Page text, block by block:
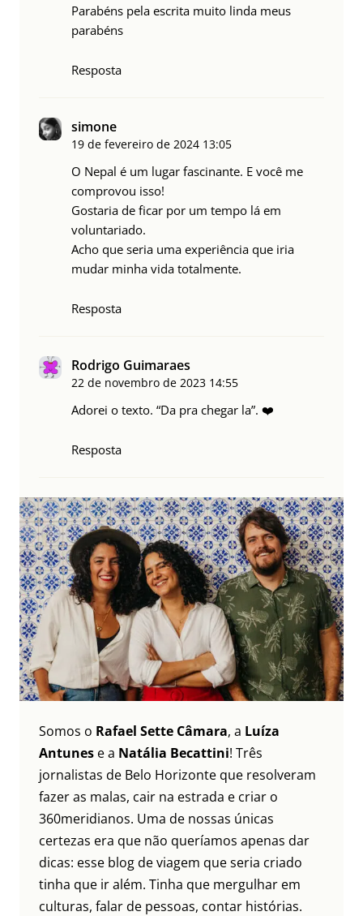
Parabéns pela escrita muito linda meus
parabéns
Resposta
simone
19 de fevereiro de 2024 13:05
O Nepal é um lugar fascinante. E você me
comprovou isso!
Gostaria de ficar por um tempo lá em
voluntariado.
Acho que seria uma experiência que iria
mudar minha vida totalmente.
Resposta
Rodrigo Guimaraes
22 de novembro de 2023 14:55
Adorei o texto. “Da pra chegar la”. ❤️
Resposta
Somos o Rafael Sette Câmara, a Luíza
Antunes e a Natália Becattini! Três
jornalistas de Belo Horizonte que resolveram
fazer as malas, cair na estrada e criar o
360meridianos. Uma de nossas únicas
certezas era que não queríamos apenas dar
dicas: esse blog de viagem que seria criado
tinha que ir além. Tinha que mergulhar em
culturas, falar de pessoas, contar histórias.